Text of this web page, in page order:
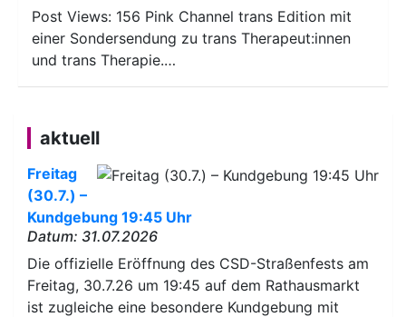
Post Views: 156 Pink Channel trans Edition mit
einer Sondersendung zu trans Therapeut:innen
und trans Therapie.…
aktuell
Freitag
(30.7.) –
Kundgebung 19:45 Uhr
Datum: 31.07.2026
Die offizielle Eröffnung des CSD-Straßenfests am
Freitag, 30.7.26 um 19:45 auf dem Rathausmarkt
ist zugleiche eine besondere Kundgebung mit